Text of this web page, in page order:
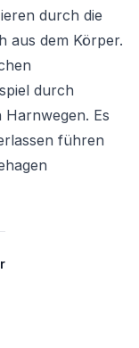
durch die
aus dem Körper.
durch
Es
führen